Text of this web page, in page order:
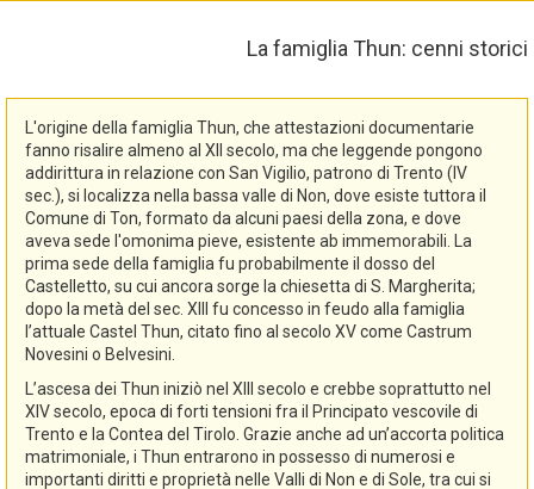
La famiglia Thun: cenni storici
L'origine della famiglia Thun, che attestazioni documentarie
fanno risalire almeno al XII secolo, ma che leggende pongono
addirittura in relazione con San Vigilio, patrono di Trento (IV
sec.), si localizza nella bassa valle di Non, dove esiste tuttora il
Comune di Ton, formato da alcuni paesi della zona, e dove
aveva sede l'omonima pieve, esistente ab immemorabili. La
prima sede della famiglia fu probabilmente il dosso del
Castelletto, su cui ancora sorge la chiesetta di S. Margherita;
dopo la metà del sec. XIII fu concesso in feudo alla famiglia
l’attuale Castel Thun, citato fino al secolo XV come Castrum
Novesini o Belvesini.
L’ascesa dei Thun iniziò nel XIII secolo e crebbe soprattutto nel
XIV secolo, epoca di forti tensioni fra il Principato vescovile di
Trento e la Contea del Tirolo. Grazie anche ad un’accorta politica
matrimoniale, i Thun entrarono in possesso di numerosi e
importanti diritti e proprietà nelle Valli di Non e di Sole, tra cui si